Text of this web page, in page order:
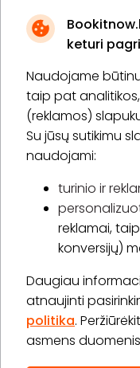
keturi
Naudojame
taip pat
(reklamos)
Su jūsų sutikimu
naudojami:
turinio ir
reklamai,
konversijų)
Daugiau
atnaujinti
politika.
asmens
* Susipažinau
Apie „BookitNow“
Informacija
„GERA DOVANA“